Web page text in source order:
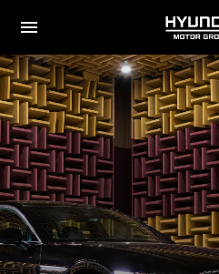
전체
메뉴
HYUNDAI
MOTOR
GROUP